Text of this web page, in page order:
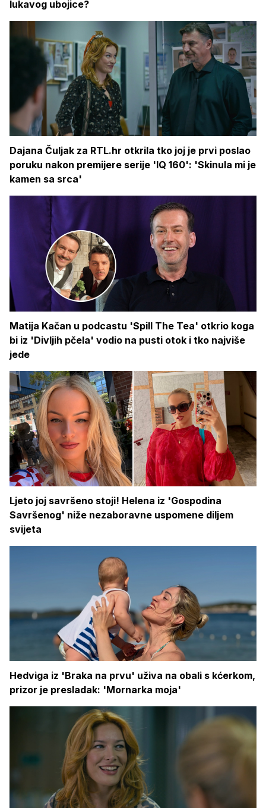
lukavog ubojice?
Dajana Čuljak za RTL.hr otkrila tko joj je prvi poslao
poruku nakon premijere serije 'IQ 160': 'Skinula mi je
kamen sa srca'
Matija Kačan u podcastu 'Spill The Tea' otkrio koga
bi iz 'Divljih pčela' vodio na pusti otok i tko najviše
jede
Ljeto joj savršeno stoji! Helena iz 'Gospodina
Savršenog' niže nezaboravne uspomene diljem
svijeta
Hedviga iz 'Braka na prvu' uživa na obali s kćerkom,
prizor je presladak: 'Mornarka moja'